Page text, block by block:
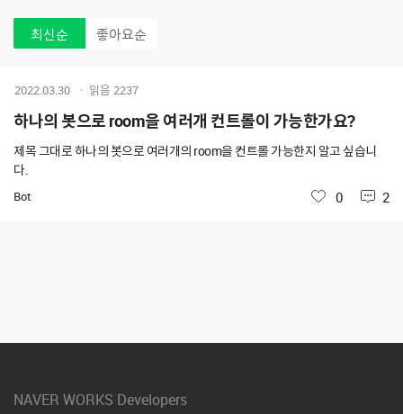
최신순 좋아요순
하나의 봇으로 room을 여러개 컨트롤이 가능한가요?
제목 그대로 하나의 봇으로 여러개의 room을 컨트롤 가능한지 알고 싶습니
다.
Bot
2022.03.30 읽음 2237
좋아요
0 2
NAVER WORKS Developers